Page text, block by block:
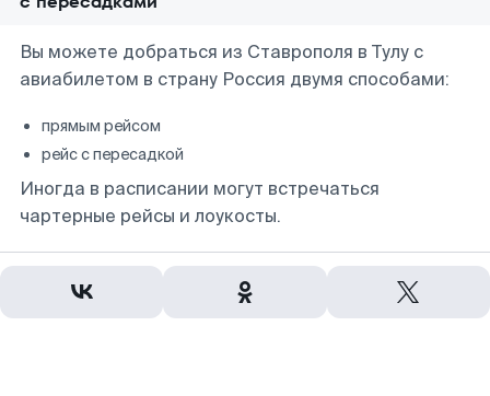
Вы можете добраться из Ставрополя в Тулу с
авиабилетом в страну Россия двумя способами:
прямым рейсом
рейс с пересадкой
Иногда в расписании могут встречаться
чартерные рейсы и лоукосты.